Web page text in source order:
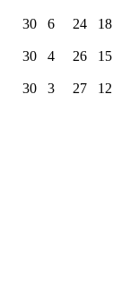
30 6 24 18
30 4 26 15
30 3 27 12